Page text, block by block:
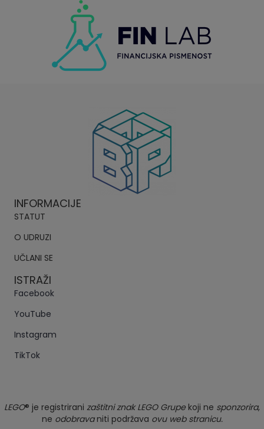
INFORMACIJE
STATUT
O UDRUZI
UČLANI SE
ISTRAŽI
Facebook
YouTube
Instagram
TikTok
LEGO® je registrirani zaštitni znak LEGO Grupe koji ne sponzorira,
ne odobravaniti podržava ovu web stranicu.